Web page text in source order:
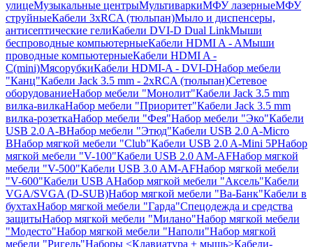
улицеМузыкальные центрыМультиваркиМФУ лазерныеМФУ
струйныеКабели 3xRCA (тюльпан)Мыло и диспенсеры,
антисептические гелиКабели DVI-D Dual LinkМыши
беспроводные компьютерныеКабели HDMI A - AМыши
проводные компьютерныеКабели HDMI A -
C(mini)МясорубкиКабели HDMI-A - DVI-DНабор мебели
"Канц"Кабели Jack 3.5 mm - 2xRCA (тюльпан)Сетевое
оборудованиеНабор мебели "Монолит"Кабели Jack 3.5 mm
вилка-вилкаНабор мебели "Приоритет"Кабели Jack 3.5 mm
вилка-розеткаНабор мебели "Фея"Набор мебели "Эко"Кабели
USB 2.0 A-BНабор мебели "Этюд"Кабели USB 2.0 A-Micro
BНабор мягкой мебели "Club"Кабели USB 2.0 A-Mini 5PНабор
мягкой мебели "V-100"Кабели USB 2.0 AM-AFНабор мягкой
мебели "V-500"Кабели USB 3.0 AM-AFНабор мягкой мебели
"V-600"Кабели USB AНабор мягкой мебели "Аксель"Кабели
VGA/SVGA (D-SUB)Набор мягкой мебели "Ва-Банк"Кабели в
бухтахНабор мягкой мебели "Гарда"Спецодежда и средства
защитыНабор мягкой мебели "Милано"Набор мягкой мебели
"Модесто"Набор мягкой мебели "Наполи"Набор мягкой
мебели "Ригель"Наборы <Клавиатура + мышь>Кабели-